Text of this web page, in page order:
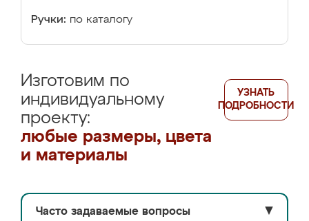
Ручки: по каталогу
Изготовим по
индивидуальному
проекту:
любые размеры, цвета
и материалы
УЗНАТЬ
ПОДРОБНОСТИ
Часто задаваемые вопросы ▼